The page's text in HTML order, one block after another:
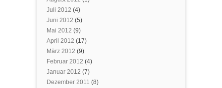
Juli 2012 (4)
Juni 2012 (5)
Mai 2012 (9)
April 2012 (17)
März 2012 (9)
Februar 2012 (4)
Januar 2012 (7)
Dezember 2011 (8)